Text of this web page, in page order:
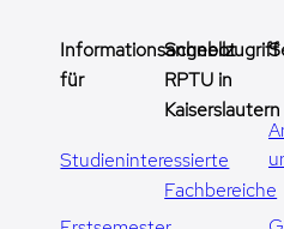
Informationsangebot
für
Studieninteressierte
Schnellzugriff
RPTU in
Kaiserslautern
Fachbereiche